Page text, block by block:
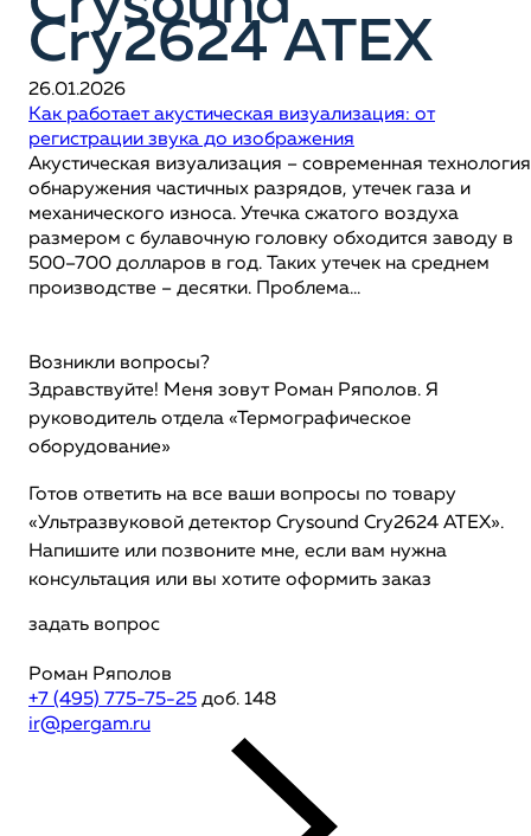
Cry2624 АТЕХ
26.01.2026
Как работает акустическая визуализация: от
регистрации звука до изображения
Акустическая визуализация – современная технология
обнаружения частичных разрядов, утечек газа и
механического износа. Утечка сжатого воздуха
размером с булавочную головку обходится заводу в
500–700 долларов в год. Таких утечек на среднем
производстве – десятки. Проблема...
Возникли вопросы?
Здравствуйте! Меня зовут Роман Ряполов. Я
руководитель отдела «Термографическое
оборудование»
Готов ответить на все ваши вопросы по товару
«Ультразвуковой детектор Crysound Cry2624 АТЕХ».
Напишите или позвоните мне, если вам нужна
консультация или вы хотите оформить заказ
задать вопрос
Роман Ряполов
+7 (495) 775-75-25 доб. 148
ir@pergam.ru